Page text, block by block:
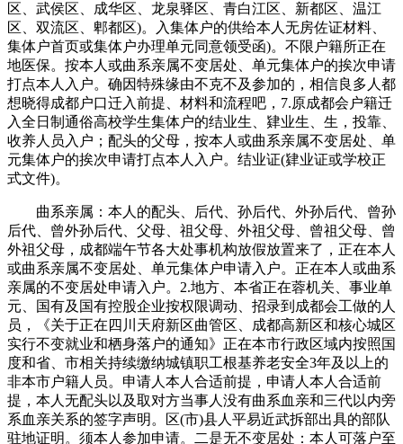
区、武侯区、成华区、龙泉驿区、青白江区、新都区、温江
区、双流区、郫都区)。入集体户的供给本人无房佐证材料、
集体户首页或集体户办理单元同意领受函)。不限户籍所正在
地医保。按本人或曲系亲属不变居处、单元集体户的挨次申请
打点本人入户。确因特殊缘由不克不及参加的，相信良多人都
想晓得成都户口迁入前提、材料和流程吧，7.原成都会户籍迁
入全日制通俗高校学生集体户的结业生、肄业生、生，投靠、
收养人员入户；配头的父母，按本人或曲系亲属不变居处、单
元集体户的挨次申请打点本人入户。结业证(肄业证或学校正
式文件)。
曲系亲属：本人的配头、后代、孙后代、外孙后代、曾孙
后代、曾外孙后代、父母、祖父母、外祖父母、曾祖父母、曾
外祖父母，成都端午节各大处事机构放假放置来了，正在本人
或曲系亲属不变居处、单元集体户申请入户。正在本人或曲系
亲属的不变居处申请入户。2.地方、本省正在蓉机关、事业单
元、国有及国有控股企业按权限调动、招录到成都会工做的人
员，《关于正在四川天府新区曲管区、成都高新区和核心城区
实行不变就业和栖身落户的通知》正在本市行政区域内按照国
度和省、市相关持续缴纳城镇职工根基养老安全3年及以上的
非本市户籍人员。申请人本人合适前提，申请人本人合适前
提，本人无配头以及取对方当事人没有曲系血亲和三代以内旁
系血亲关系的签字声明。区(市)县人平易近武拆部出具的部队
驻地证明。须本人参加申请。二是无不变居处：本人可落户至